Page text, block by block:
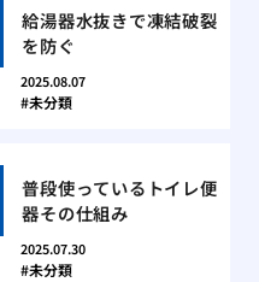
給湯器水抜きで凍結破裂
を防ぐ
2025.08.07
未分類
普段使っているトイレ便
器その仕組み
2025.07.30
未分類